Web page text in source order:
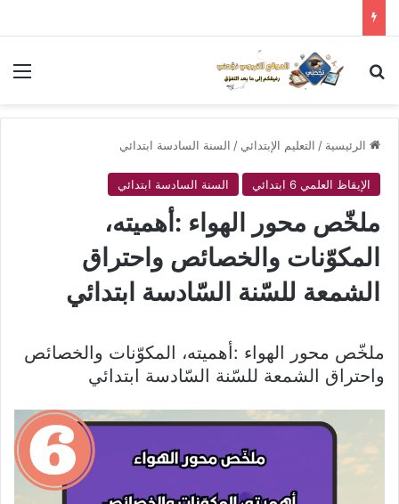
بحث عن
الرئيسية / التعليم الإبتدائي / السنة السادسة ابتدائي
الإيقاظ العلمي 6 ابتدائي السنة السادسة ابتدائي
ملخّص محور الهواء :أهميته،
المكوّنات والخصائص واحتراق
الشمعة للسّنة السّادسة ابتدائي
ملخّص محور الهواء :أهميته، المكوّنات والخصائص
واحتراق الشمعة للسّنة السّادسة ابتدائي